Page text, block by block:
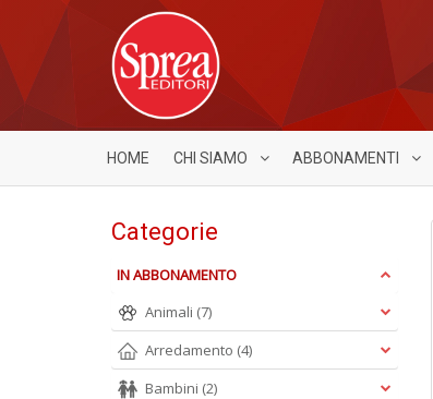
HOME CHI SIAMO ABBONAMENTI
Categorie
IN ABBONAMENTO
Animali (7)
Arredamento (4)
Bambini (2)